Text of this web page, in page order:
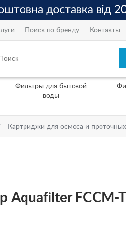
Поиск по бренду Контакты
Фильтры для бытовой
воды
Картриджи для осмоса и
Aquafilter FCCM-